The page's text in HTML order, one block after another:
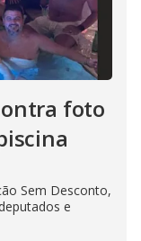
foto
Sem Desconto,
e